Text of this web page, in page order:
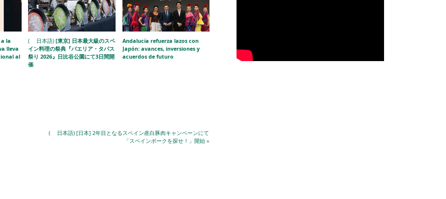
a la
lleva
al
( 日本語)[東京] 日本最大級のスペ
イン料理の祭典『パエリア・タパス
祭り 2026』日比谷公園にて3日間開
催
Andalucía refuerza lazos con
Japón: avances, inversiones y
acuerdos de futuro
( 日本語) [日本] 2年目となるスペイン産白豚肉キャンペーンにて
「スペインポークを探せ！」開始»